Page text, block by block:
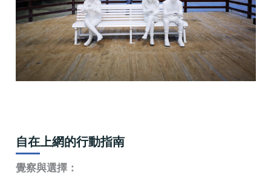
自在上網的行動指南
覺察與選擇：